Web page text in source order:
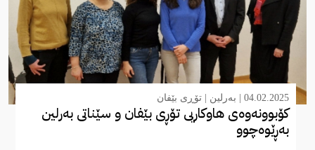
04.02.2025 | بەرلین تۆڕی بێفان
کۆبوونەوەی هاوکاریی تۆڕی بێفان و سێناتی بەرلین
بەڕێوەچوو